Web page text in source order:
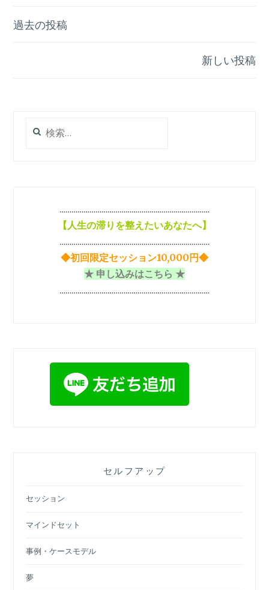
投
過去の投稿
新しい投稿
索:
…………………………………………………………………
【 人生の滞りを整えたいあなたへ】
…………………………………………………………………
◆初回限定セッション10,000円◆
★ 申し込みはこちら ★
…………………………………………………………………
セルフアップ
セッション
マインドセット
事例・ケースモデル
夢